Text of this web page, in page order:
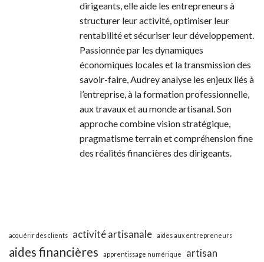
dirigeants, elle aide les entrepreneurs à
structurer leur activité, optimiser leur
rentabilité et sécuriser leur développement.
Passionnée par les dynamiques
économiques locales et la transmission des
savoir-faire, Audrey analyse les enjeux liés à
l’entreprise, à la formation professionnelle,
aux travaux et au monde artisanal. Son
approche combine vision stratégique,
pragmatisme terrain et compréhension fine
des réalités financières des dirigeants.
acquérir des clients activité artisanale aides aux entrepreneurs
aides financières apprentissage numérique artisan